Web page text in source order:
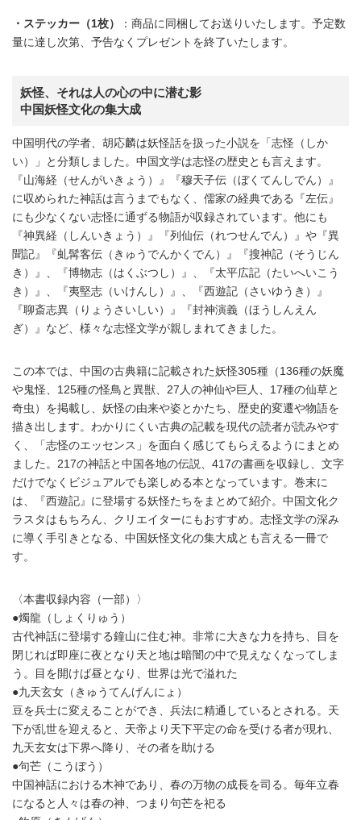
・ステッカー（1枚）
：商品に同梱してお送りいたします。予定数
量に達し次第、予告なくプレゼントを終了いたします。
妖怪、それは人の心の中に潜む影
中国妖怪文化の集大成
中国明代の学者、胡応麟は妖怪話を扱った小説を「志怪（しか
い）」と分類しました。中国文学は志怪の歴史とも言えます。
『山海経（せんがいきょう）』『穆天子伝（ぼくてんしでん）』
に収められた神話は言うまでもなく、儒家の経典である『左伝』
にも少なくない志怪に通ずる物語が収録されています。他にも
『神異経（しんいきょう）』『列仙伝（れつせんでん）』や『異
聞記』『虬髯客伝（きゅうでんかくでん）』『搜神記（そうじん
き）』、『博物志（はくぶつし）』、『太平広記（たいへいこう
き）』、『夷堅志（いけんし）』、『西遊記（さいゆうき）』
『聊斎志異（りょうさいしい）』『封神演義（ほうしんえん
ぎ）』など、様々な志怪文学が親しまれてきました。
この本では、中国の古典籍に記載された妖怪305種（136種の妖魔
や鬼怪、125種の怪鳥と異獣、27人の神仙や巨人、17種の仙草と
奇虫）を掲載し、妖怪の由来や姿とかたち、歴史的変遷や物語を
描き出します。わかりにくい古典の記載を現代の読者が読みやす
く、「志怪のエッセンス」を面白く感じてもらえるようにまとめ
ました。217の神話と中国各地の伝説、417の書画を収録し、文字
だけでなくビジュアルでも楽しめる本となっています。巻末に
は、『西遊記』に登場する妖怪たちをまとめて紹介。中国文化ク
ラスタはもちろん、クリエイターにもおすすめ。志怪文学の深み
に導く手引きとなる、中国妖怪文化の集大成とも言える一冊で
す。
〈本書収録内容（一部）〉
●燭龍（しょくりゅう）
古代神話に登場する鐘山に住む神。非常に大きな力を持ち、目を
閉じれば即座に夜となり天と地は暗闇の中で見えなくなってしま
う。目を開けば昼となり、世界は光で溢れた
●九天玄女（きゅうてんげんにょ）
豆を兵士に変えることができ、兵法に精通しているとされる。天
下が乱世を迎えると、天帝より天下平定の命を受ける者が現れ、
九天玄女は下界へ降り、その者を助ける
●句芒（こうぼう）
中国神話における木神であり、春の万物の成長を司る。毎年立春
になると人々は春の神、つまり句芒を祀る